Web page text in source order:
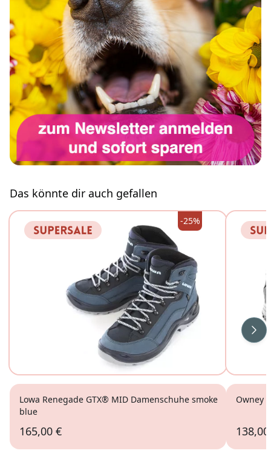
Das könnte dir auch gefallen
-25%
Lowa Renegade GTX® MID Damenschuhe smoke
blue
165,00 €
Owney